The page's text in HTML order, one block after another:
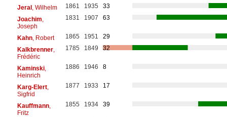
Jeral, Wilhelm 1861 1935
33
Joachim
Joseph
1831 1907 63
Kahn, Robert 1865 1951
29
Kalkbrenner,
Frédéric
1785 1849 32
Kaminski,
Heinrich
1886 1946 8
Karg-Elert,
Sigfrid
1877 1933 17
Kauffmann,
Fritz
1855 1934 39